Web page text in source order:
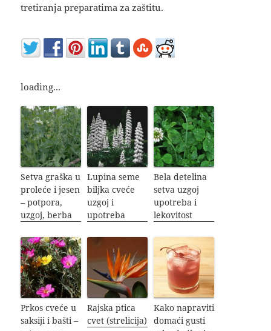
tretiranja preparatima za zaštitu.
loading...
Setva graška u
proleće i jesen
– potpora,
uzgoj, berba
Lupina seme
biljka cveće
uzgoj i
upotreba
Bela detelina
setva uzgoj
upotreba i
lekovitost
Prkos cveće u
saksiji i bašti –
Rajska ptica
cvet (strelicija)
Kako napraviti
domaći gusti